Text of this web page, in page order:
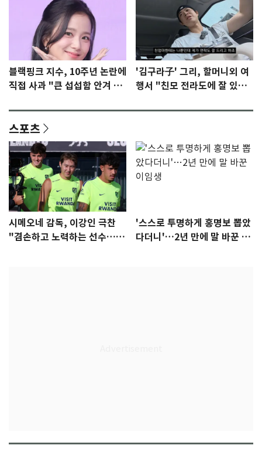
블랙핑크 지수, 10주년 논란에
직접 사과 "큰 섭섭함 안겨 미
'김구라子' 그리, 할머니외 여
행서 "친모 전라도에 잘 있
스포츠
시메오네 감독, 이강인 극찬
"겸손하고 노력하는 선수…좋
'스스로 투명하게 홍명보 뽑았
다더니'…2년 만에 말 바꾼 이